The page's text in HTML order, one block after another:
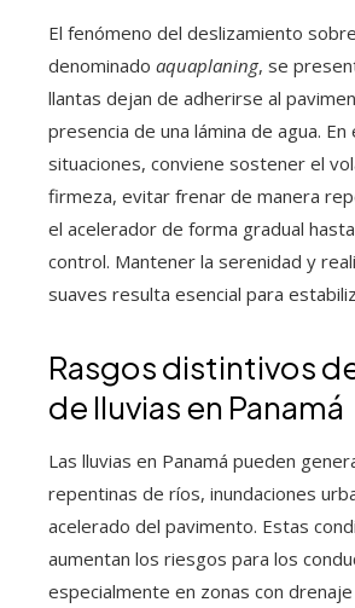
El fenómeno del deslizamiento
denominado aquaplaning, se
llantas dejan de adherirse al
presencia de una lámina de agua. En
situaciones, conviene sostener el
firmeza, evitar frenar de manera
el acelerador de forma gradual
control. Mantener la serenidad y
suaves resulta esencial para
Rasgos distintivos
de lluvias en Panamá
Las lluvias en Panamá pueden
repentinas de ríos, inundaciones
acelerado del pavimento. Estas
aumentan los riesgos para los
especialmente en zonas con